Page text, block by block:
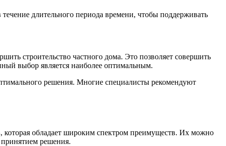
длительного периода времени, чтобы поддерживать
строительство частного дома. Это позволяет совершить
выбор является наиболее оптимальным.
решения. Многие специалисты рекомендуют
которая обладает широким спектром преимуществ. Их можно
решения.